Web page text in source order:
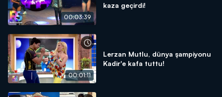
00:03:39
kaza geçirdi!
00:01:11
Lerzan Mutlu, dünya şampiyonu
Kadir'e kafa tuttu!